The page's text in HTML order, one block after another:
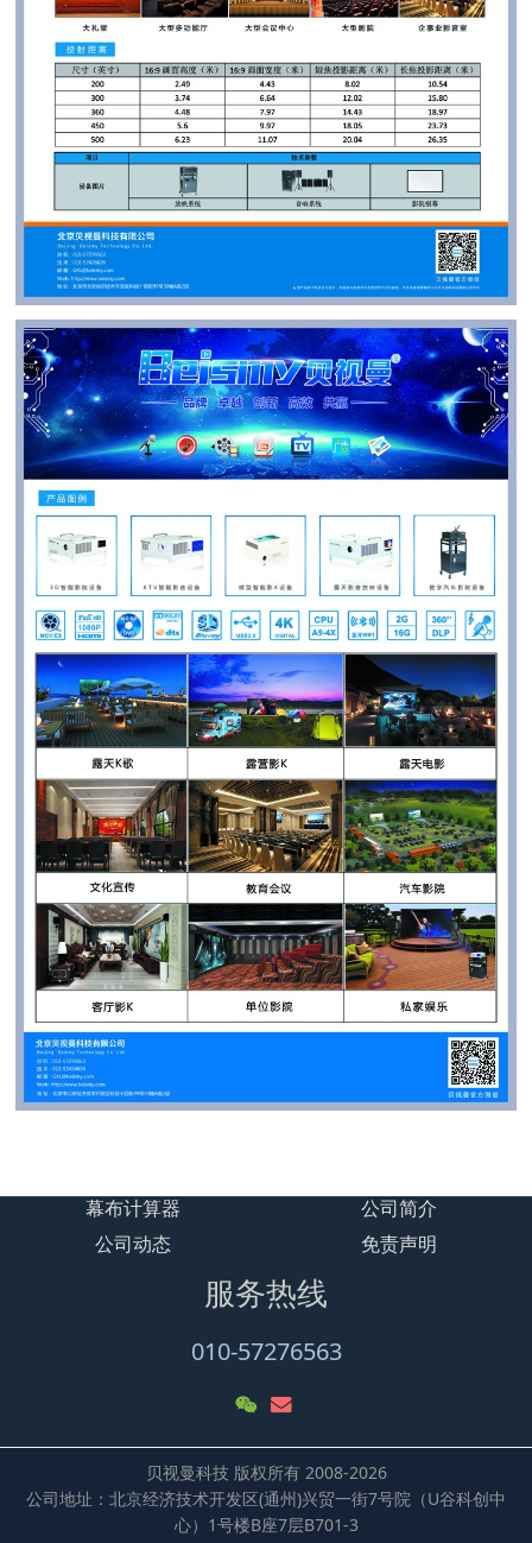
幕布计算器
公司简介
公司动态
免责声明
服务热线
010-57276563
贝视曼科技 版权所有 2008-2026
公司地址：北京经济技术开发区(通州)兴贸一街7号院（U谷科创中
心）1号楼B座7层B701-3